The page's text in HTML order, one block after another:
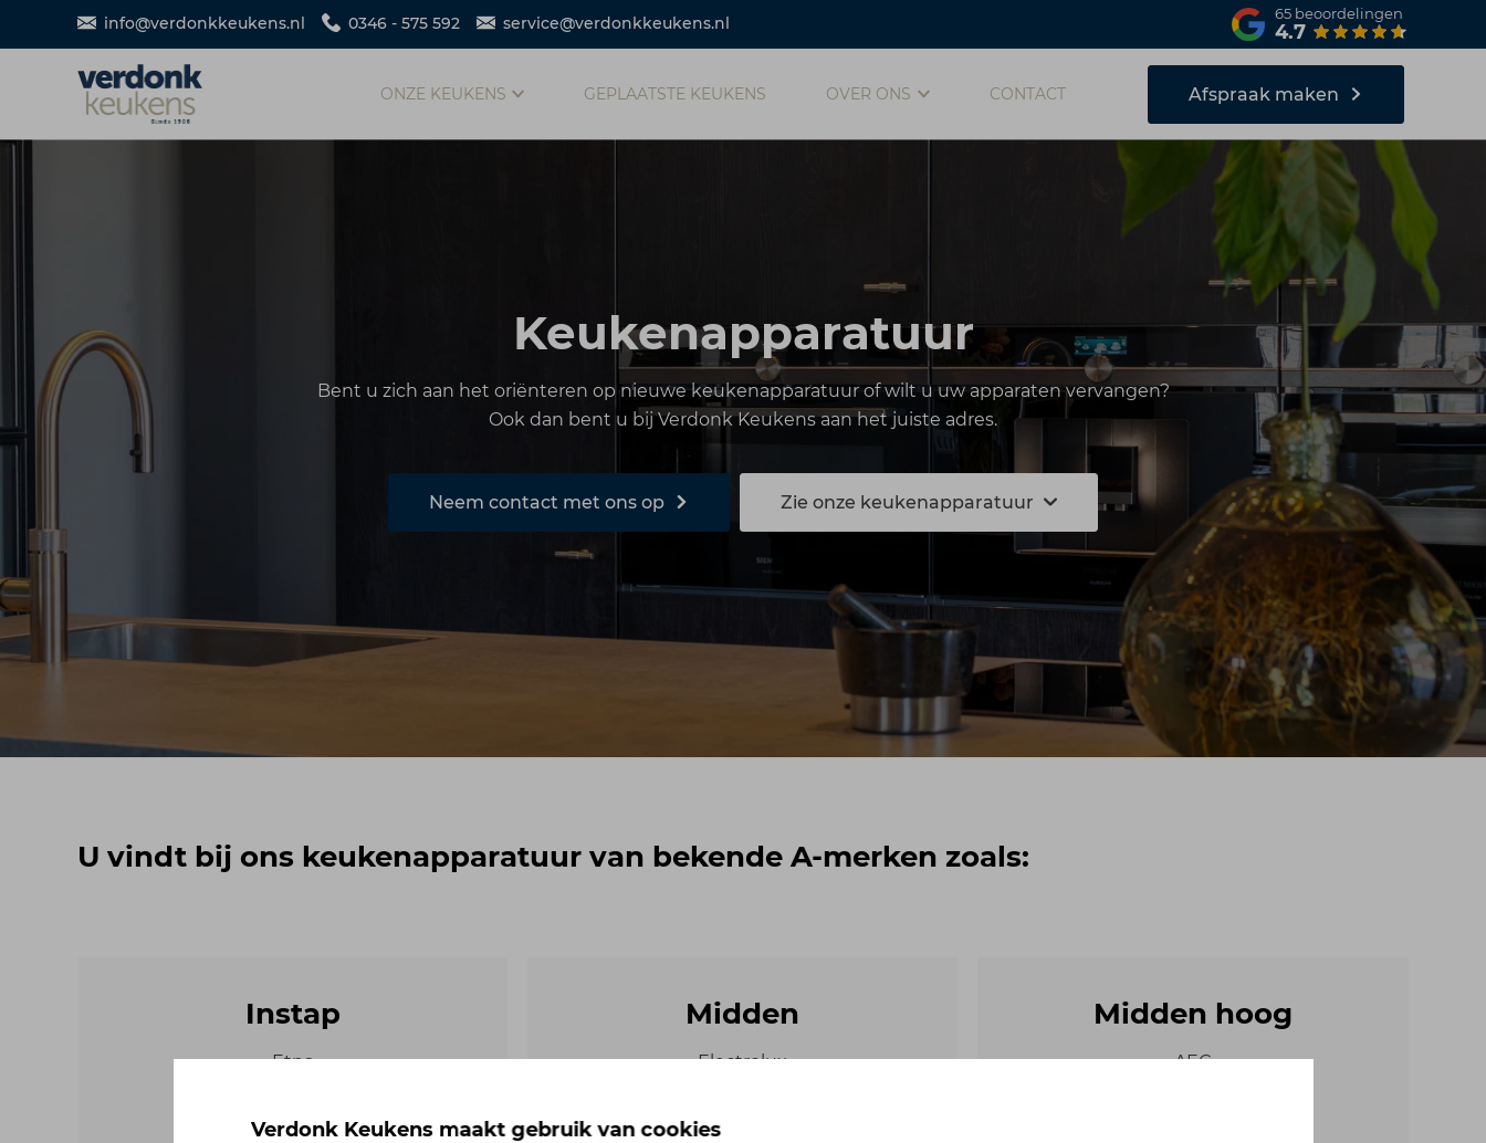
Verdonk Keukens maakt gebruik van cookies
info@verdonkkeukens.nl 0346 - 575 592 service@verdonkkeukens.nl
65beoordelingen
4.7
ONZE KEUKENS GEPLAATSTE KEUKENS OVER ONS CONTACT Afspraak maken
Keukenapparatuur
Bent u zich aan het oriënteren op nieuwe keukenapparatuur of wilt u uw apparaten vervangen?
Ook dan bent u bij Verdonk Keukens aan het juiste adres.
Neem contact met ons op Zie onze keukenapparatuur
U vindt bij ons keukenapparatuur van bekende A-merken zoals:
Instap
Etna
Midden
Electrolux
Midden hoog
AEG